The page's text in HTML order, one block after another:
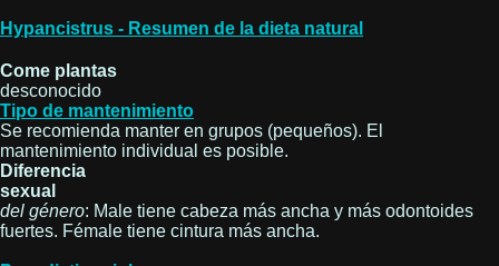
Hypancistrus - Resumen de la dieta natural
Come plantas
desconocido
Tipo de mantenimiento
Se recomienda manter en grupos (pequeños). El
mantenimiento individual es posible.
Diferencia
sexual
del género: Male tiene cabeza más ancha y más odontoides
fuertes. Fémale tiene cintura más ancha.